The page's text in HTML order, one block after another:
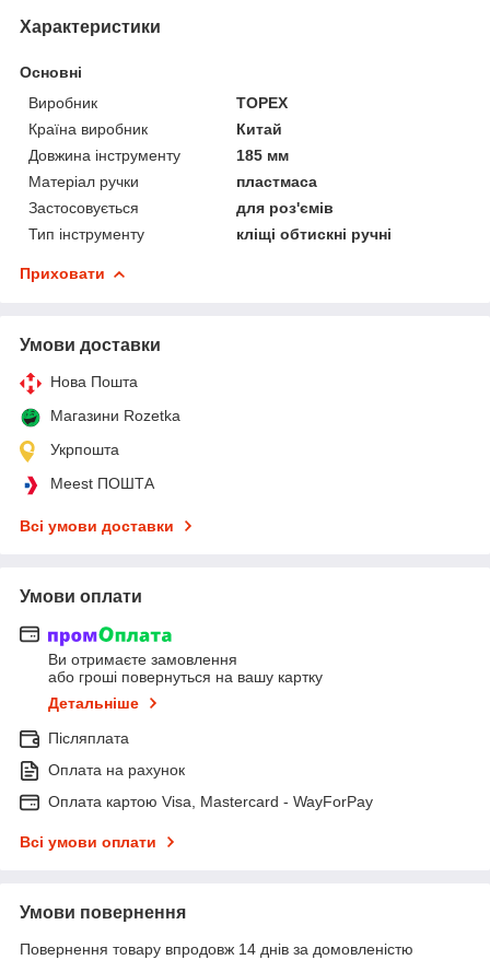
Характеристики
Основні
Виробник
TOPEX
Країна виробник
Китай
Довжина інструменту
185 мм
Матеріал ручки
пластмаса
Застосовується
для роз'ємів
Тип інструменту
кліщі обтискні ручні
Приховати
Умови доставки
Нова Пошта
Магазини Rozetka
Укрпошта
Meest ПОШТА
Всі умови доставки
Умови оплати
Ви отримаєте замовлення
або гроші повернуться на вашу картку
Детальніше
Післяплата
Оплата на рахунок
Оплата картою Visa, Mastercard - WayForPay
Всі умови оплати
Умови повернення
Повернення товару впродовж 14 днів за домовленістю